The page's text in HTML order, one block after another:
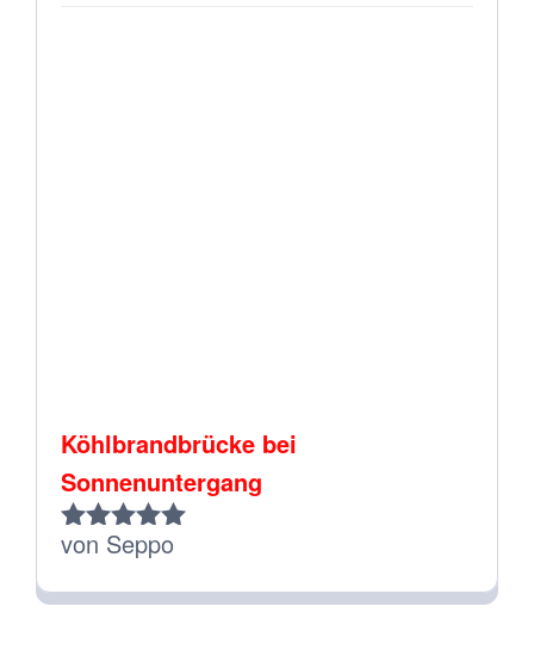
Köhlbrandbrücke bei
Sonnenuntergang
Bewertet
von Seppo